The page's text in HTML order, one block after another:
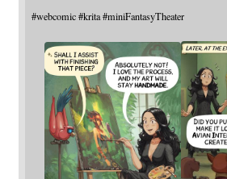
#webcomic #krita #miniFantasyTheater